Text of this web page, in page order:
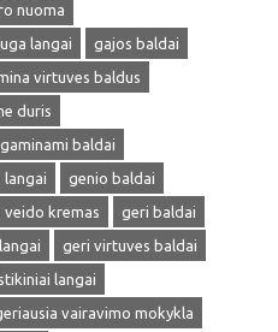
nuoma
langai
gajos baldai
virtuves baldus
duris
gaminami baldai
langai
genio baldai
veido kremas
geri baldai
geri virtuves baldai
langai
vairavimo mokykla